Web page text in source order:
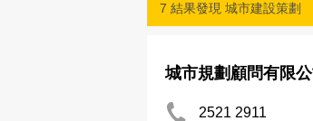
7 結果發現 城市建設策劃
城市規劃顧問有限公
2521 2911